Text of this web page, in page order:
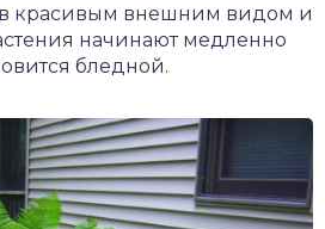
красивым внешним видом и
начинают медленно
бледной.